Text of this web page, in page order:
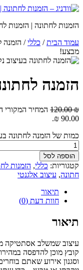
הזמנות לחתונה | הזמנות
עמוד הבית/ כללי/ הזמנה
מבצע!
הזמנה
120.00₪ המחיר המקורי היה:
90.00 ₪.
כמות של הזמנה לחתונה
הוספה לסל
קטגוריות: כללי, הזמנות
חתונה, עיצוב אלגנטי
תיאור
חוות דעת (0)
תיאור
עיצוב שמשלב אסתטיקה
קובץ מוכן להדפסה
וסגנון אירוע שאתם